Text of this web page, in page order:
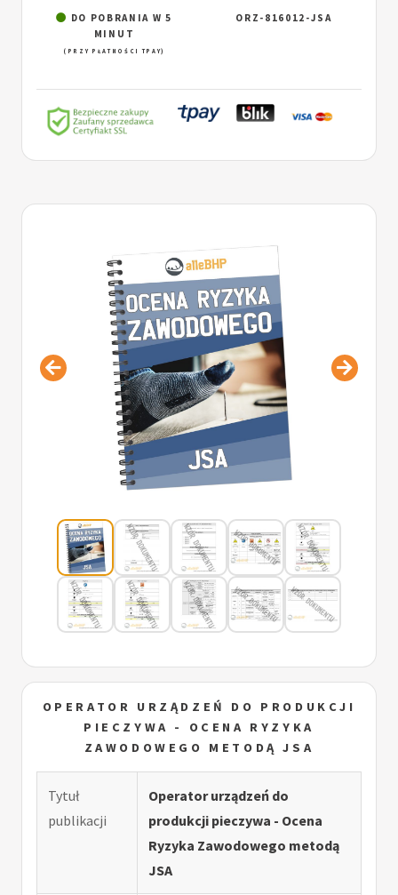
OPERATOR URZĄDZEŃ DO PRODUKCJI
PIECZYWA - OCENA RYZYKA
ZAWODOWEGO METODĄ JSA
Tytuł
publikacji
Operator urządzeń do
produkcji pieczywa - Ocena
Ryzyka Zawodowego metodą
JSA
DO POBRANIA W 5
MINUT
(PRZY PŁATNOŚCI TPAY)
ORZ-816012-JSA